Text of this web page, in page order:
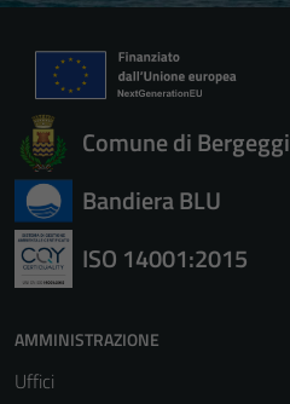
Comune di Bergeggi
Bandiera BLU
ISO 14001:2015
AMMINISTRAZIONE
Uffici